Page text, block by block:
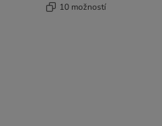
10 možností